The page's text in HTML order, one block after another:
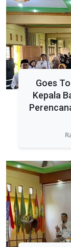
Goes
Kepala